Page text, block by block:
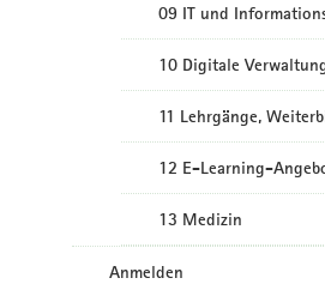
09 IT und
10 Digitale
11 Lehrgänge,
12 E-Learning-
13 Medizin
Anmelden